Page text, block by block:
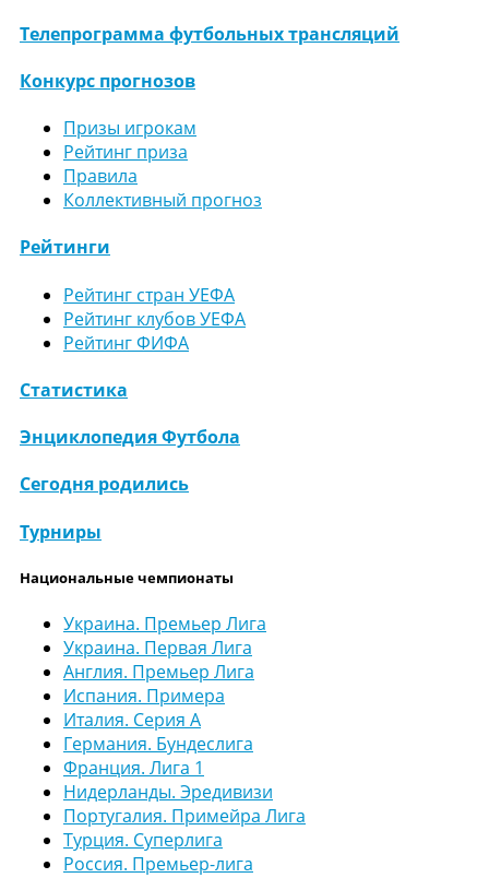
Телепрограмма футбольных трансляций
Конкурс прогнозов
Призы игрокам
Рейтинг приза
Правила
Коллективный прогноз
Рейтинги
Рейтинг стран УЕФА
Рейтинг клубов УЕФА
Рейтинг ФИФА
Статистика
Энциклопедия Футбола
Сегодня родились
Турниры
Национальные чемпионаты
Украина. Премьер Лига
Украина. Первая Лига
Англия. Премьер Лига
Испания. Примера
Италия. Серия А
Германия. Бундеслига
Франция. Лига 1
Нидерланды. Эредивизи
Португалия. Примейра Лига
Турция. Суперлига
Россия. Премьер-лига